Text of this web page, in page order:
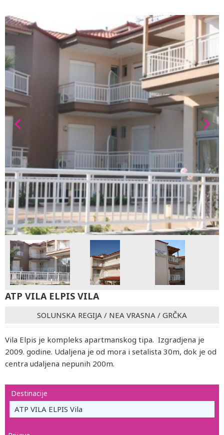
ATP VILA ELPIS VILA
SOLUNSKA REGIJA / NEA VRASNA / GRČKA
Vila Elpis je kompleks apartmanskog tipa. Izgradjena je
2009. godine. Udaljena je od mora i setalista 30m, dok je od
centra udaljena nepunih 200m.
Destinacije
ATP VILA ELPIS Vila